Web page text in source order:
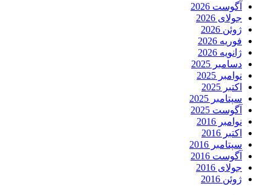
آگوست 2026
جولای 2026
ژوئن 2026
فوریه 2026
ژانویه 2026
دسامبر 2025
نوامبر 2025
اکتبر 2025
سپتامبر 2025
آگوست 2025
نوامبر 2016
اکتبر 2016
سپتامبر 2016
آگوست 2016
جولای 2016
ژوئن 2016